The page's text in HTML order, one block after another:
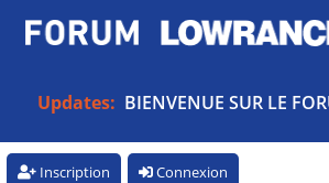
Updates: BIENVENUE SUR LE
Inscription Connexion